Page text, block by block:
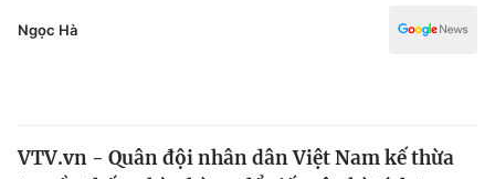
Ngọc Hà
VTV.vn - Quân đội nhân dân Việt Nam kế thừa